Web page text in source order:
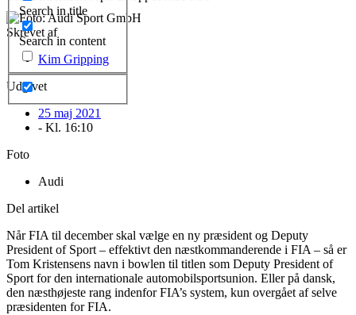
Search in title
Search in content
Skrevet af
Kim Gripping
Udgivet
25 maj 2021
- Kl. 16:10
Foto
Audi
Del artikel
Når FIA til december skal vælge en ny præsident og Deputy
President of Sport – effektivt den næstkommanderende i FIA – så er
Tom Kristensens navn i bowlen til titlen som Deputy President of
Sport for den internationale automobilsportsunion. Eller på dansk,
den næsthøjeste rang indenfor FIA’s system, kun overgået af selve
præsidenten for FIA.